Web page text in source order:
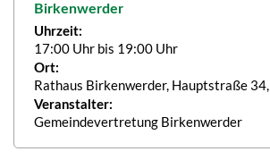
Birkenwerder
Uhrzeit:
17:00 Uhr bis 19:00 Uhr
Ort:
Rathaus Birkenwerder, Hauptstraße
Veranstalter:
Gemeindevertretung Birkenwerder